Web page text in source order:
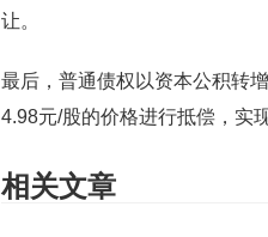
让。
最后，普通债权以资本公积转
4.98元/股的价格进行抵偿，实
相关文章